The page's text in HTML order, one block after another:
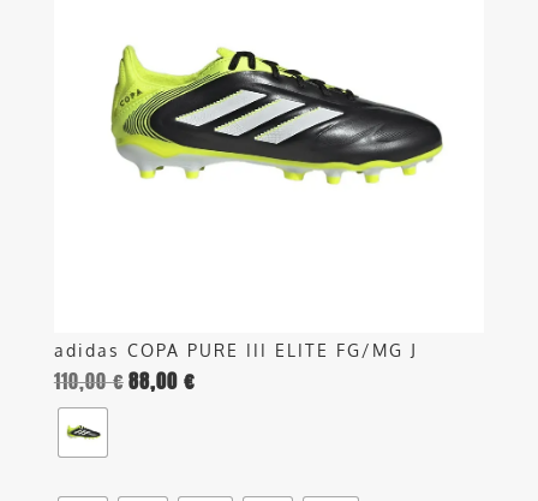
adidas COPA PURE III ELITE FG/MG J
110,00€88,00 €
opzioni
possono